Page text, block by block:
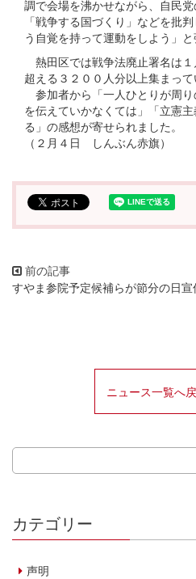
調で会場を沸かせながら、自民
「戦争する国づくり」などを批
う自覚を持って運動をしよう」と
熱田区では戦争法廃止署名は
超える３２００人分以上集まって
参加者から「一人ひとりが周
を伝えていかなくては」「立憲
る」の感想が寄せられました。
（２月４日 しんぶん赤旗）
すやま参院予定候補らが節分の日宣
ニュース一覧へ
カテゴリー
声明